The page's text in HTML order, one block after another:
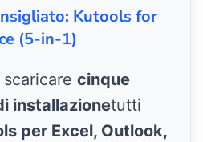
Kutools for
(5-in-1)
cinque
installazionetutti
per Excel, Outlook,